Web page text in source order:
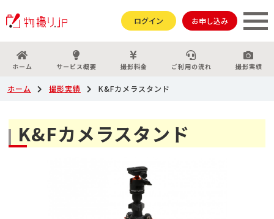
ログイン お申し込み
ホーム サービス概要 撮影料金 ご利用の流れ 撮影実績
ホーム 撮影実績 K&Fカメラスタンド
K&Fカメラスタンド